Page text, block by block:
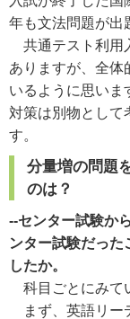
年も文法問題が出
共通テスト利用
ありますが、全体
いるように思いま
対策は別物として
す。
分量増の問題
のは？
--センター試験か
ンター試験だった
したか。
科目ごとにみて
まず、英語リー